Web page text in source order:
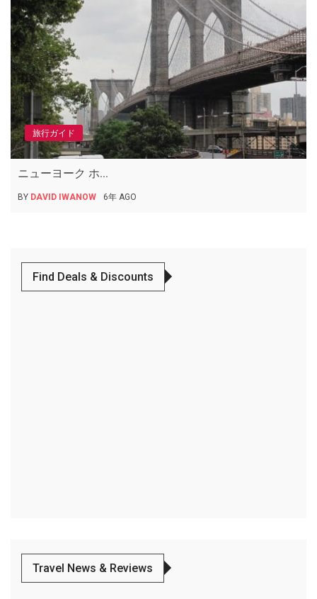
旅行ガイド
ニューヨーク ホ...
BY DAVID IWANOW 6年 AGO
Find Deals & Discounts
Travel News & Reviews